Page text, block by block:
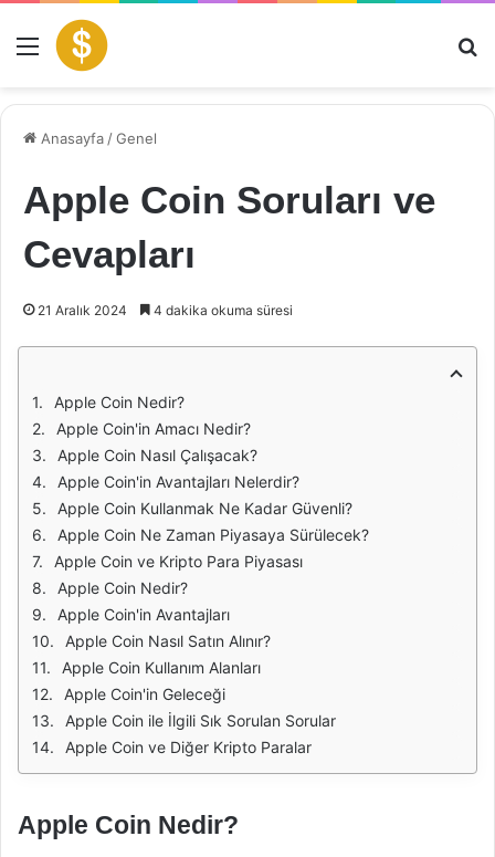
Menü
Anasayfa /Genel
Apple Coin Soruları ve
Cevapları
21 Aralık 2024 4 dakika okuma süresi
Apple Coin Nedir?
Apple Coin'in Amacı Nedir?
Apple Coin Nasıl Çalışacak?
Apple Coin'in Avantajları Nelerdir?
Apple Coin Kullanmak Ne Kadar Güvenli?
Apple Coin Ne Zaman Piyasaya Sürülecek?
Apple Coin ve Kripto Para Piyasası
Apple Coin Nedir?
Apple Coin'in Avantajları
Apple Coin Nasıl Satın Alınır?
Apple Coin Kullanım Alanları
Apple Coin'in Geleceği
Apple Coin ile İlgili Sık Sorulan Sorular
Apple Coin ve Diğer Kripto Paralar
Apple Coin Nedir?